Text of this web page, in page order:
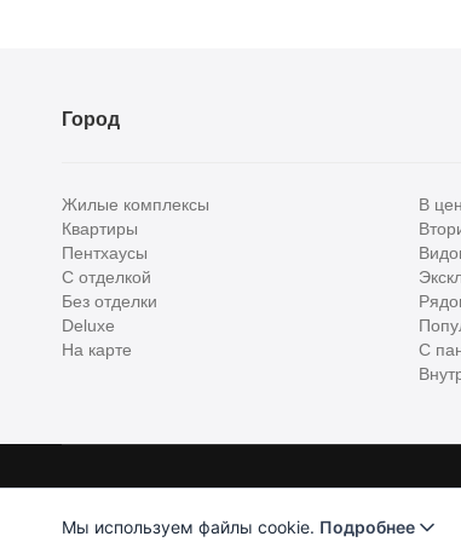
Город
Жилые комплексы
Квартиры
Пентхаусы
С отделкой
Без отделки
Deluxe
На карте
В
С
Homehunter - первый полноценный онлайн-сервис
Мы используем файлы cookie. Подробнее